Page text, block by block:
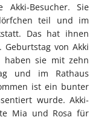
Besucher. Sie
teil und im
Das hat ihnen
von Akki
haben sie mit zehn
und im Rathaus
ist ein bunter
wurde. Akki-
Mia und Rosa für